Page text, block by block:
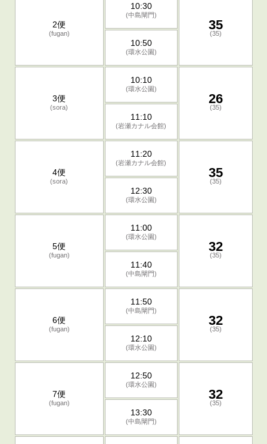
2便
(fugan)
10:30
(中島閘門)
35
(35)
10:50
(環水公園)
3便
(sora)
10:10
(環水公園)
26
(35)
11:10
(岩瀬カナル会館)
4便
(sora)
11:20
(岩瀬カナル会館)
35
(35)
12:30
(環水公園)
5便
(fugan)
11:00
(環水公園)
32
(35)
11:40
(中島閘門)
6便
(fugan)
11:50
(中島閘門)
32
(35)
12:10
(環水公園)
7便
(fugan)
12:50
(環水公園)
32
(35)
13:30
(中島閘門)